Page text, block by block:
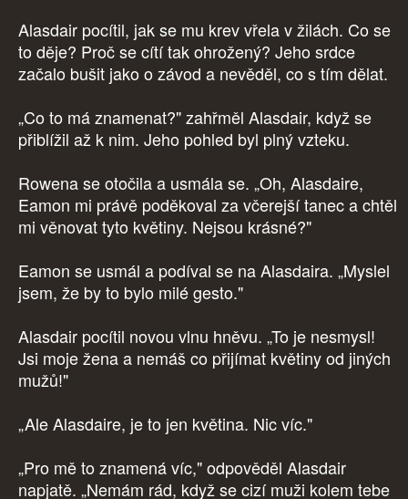
Alasdair pocítil, jak se mu krev vřela v žilách. Co se
to děje? Proč se cítí tak ohrožený? Jeho srdce
začalo bušit jako o závod a nevěděl, co s tím dělat.
„Co to má znamenat?" zahřměl Alasdair, když se
přiblížil až k nim. Jeho pohled byl plný vzteku.
Rowena se otočila a usmála se. „Oh, Alasdaire,
Eamon mi právě poděkoval za včerejší tanec a chtěl
mi věnovat tyto květiny. Nejsou krásné?"
Eamon se usmál a podíval se na Alasdaira. „Myslel
jsem, že by to bylo milé gesto."
Alasdair pocítil novou vlnu hněvu. „To je nesmysl!
Jsi moje žena a nemáš co přijímat květiny od jiných
mužů!"
„Ale Alasdaire, je to jen květina. Nic víc."
„Pro mě to znamená víc," odpověděl Alasdair
napjatě. „Nemám rád, když se cizí muži kolem tebe